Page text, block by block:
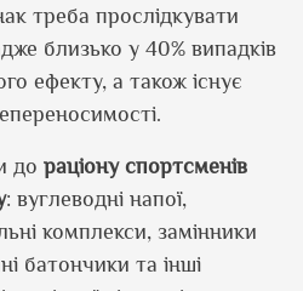
треба прослідкувати
близько у 40% випадків
ефекту, а також існує
до раціону спортсменів
: вуглеводні напої,
комплекси, замінники
батончики та інші